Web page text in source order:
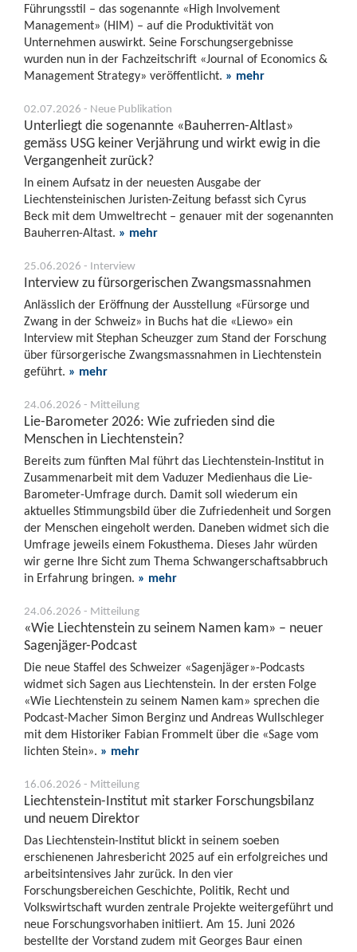
Führungsstil – das sogenannte «High Involvement
Management» (HIM) – auf die Produktivität von
Unternehmen auswirkt. Seine Forschungsergebnisse
wurden nun in der Fachzeitschrift «Journal of Economics &
Management Strategy» veröffentlicht. » mehr
02.07.2026 - Neue Publikation
Unterliegt die sogenannte «Bauherren-Altlast»
gemäss USG keiner Verjährung und wirkt ewig in die
Vergangenheit zurück?
In einem Aufsatz in der neuesten Ausgabe der
Liechtensteinischen Juristen-Zeitung befasst sich Cyrus
Beck mit dem Umweltrecht – genauer mit der sogenannten
Bauherren-Altast. » mehr
25.06.2026 - Interview
Interview zu fürsorgerischen Zwangsmassnahmen
Anlässlich der Eröffnung der Ausstellung «Fürsorge und
Zwang in der Schweiz» in Buchs hat die «Liewo» ein
Interview mit Stephan Scheuzger zum Stand der Forschung
über fürsorgerische Zwangsmassnahmen in Liechtenstein
geführt. » mehr
24.06.2026 - Mitteilung
Lie-Barometer 2026: Wie zufrieden sind die
Menschen in Liechtenstein?
Bereits zum fünften Mal führt das Liechtenstein-Institut in
Zusammenarbeit mit dem Vaduzer Medienhaus die Lie-
Barometer-Umfrage durch. Damit soll wiederum ein
aktuelles Stimmungsbild über die Zufriedenheit und Sorgen
der Menschen eingeholt werden. Daneben widmet sich die
Umfrage jeweils einem Fokusthema. Dieses Jahr würden
wir gerne Ihre Sicht zum Thema Schwangerschaftsabbruch
in Erfahrung bringen. » mehr
24.06.2026 - Mitteilung
«Wie Liechtenstein zu seinem Namen kam» – neuer
Sagenjäger-Podcast
Die neue Staffel des Schweizer «Sagenjäger»-Podcasts
widmet sich Sagen aus Liechtenstein. In der ersten Folge
«Wie Liechtenstein zu seinem Namen kam» sprechen die
Podcast-Macher Simon Berginz und Andreas Wullschleger
mit dem Historiker Fabian Frommelt über die «Sage vom
lichten Stein». » mehr
16.06.2026 - Mitteilung
Liechtenstein-Institut mit starker Forschungsbilanz
und neuem Direktor
Das Liechtenstein-Institut blickt in seinem soeben
erschienenen Jahresbericht 2025 auf ein erfolgreiches und
arbeitsintensives Jahr zurück. In den vier
Forschungsbereichen Geschichte, Politik, Recht und
Volkswirtschaft wurden zentrale Projekte weitergeführt und
neue Forschungsvorhaben initiiert. Am 15. Juni 2026
bestellte der Vorstand zudem mit Georges Baur einen